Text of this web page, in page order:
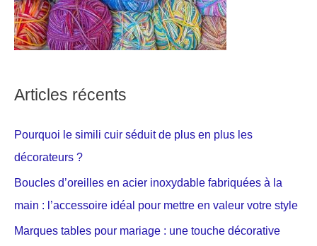
Articles récents
Pourquoi le simili cuir séduit de plus en plus les
décorateurs ?
Boucles d’oreilles en acier inoxydable fabriquées à la
main : l’accessoire idéal pour mettre en valeur votre style
Marques tables pour mariage : une touche décorative